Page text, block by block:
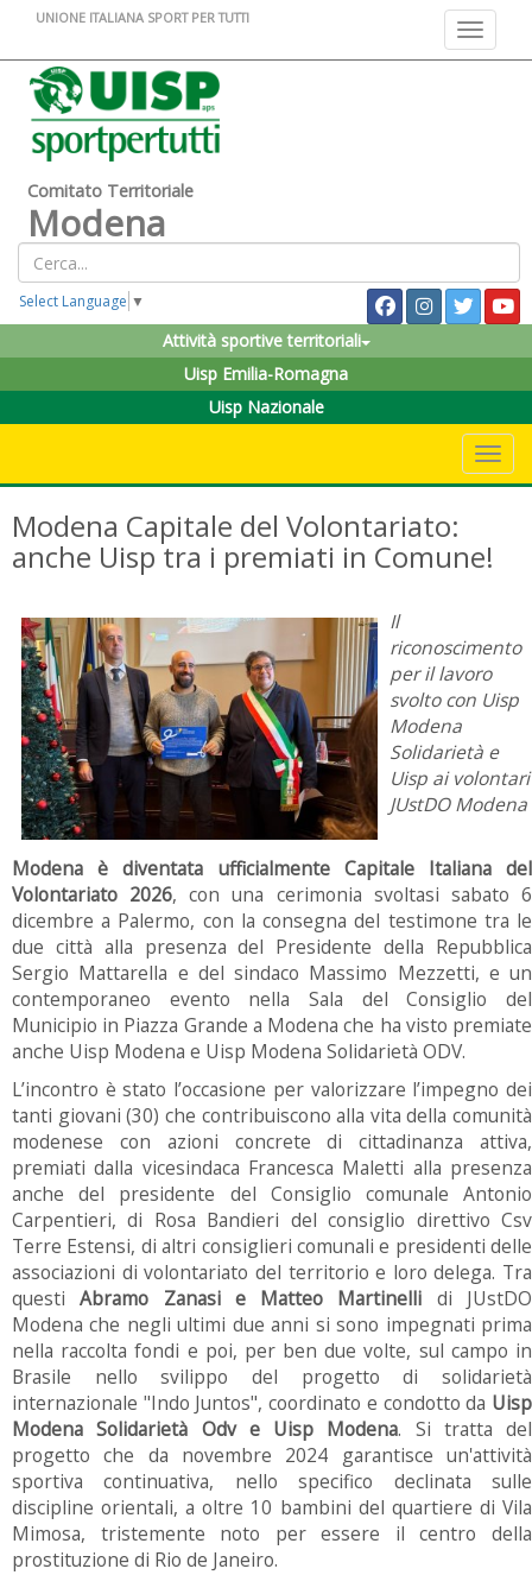
Toggle
UNIONE ITALIANA SPORT PER TUTTI
Comitato Territoriale
Modena
Select Language ▼
Attività sportive territoriali
Uisp Emilia-Romagna
Uisp Nazionale
Modena Capitale del Volontariato:
anche Uisp tra i premiati in Comune!
Il
riconoscimento
per il lavoro
svolto con Uisp
Modena
Solidarietà e
Uisp ai volontari
JUstDO Modena
Modena è diventata ufficialmente Capitale Italiana del
Volontariato 2026, con una cerimonia svoltasi sabato 6
dicembre a Palermo, con la consegna del testimone tra le
due città alla presenza del Presidente della Repubblica
Sergio Mattarella e del sindaco Massimo Mezzetti, e un
contemporaneo evento nella Sala del Consiglio del
Municipio in Piazza Grande a Modena che ha visto premiate
anche Uisp Modena e Uisp Modena Solidarietà ODV.
L’incontro è stato l’occasione per valorizzare l’impegno dei
tanti giovani (30) che contribuiscono alla vita della comunità
modenese con azioni concrete di cittadinanza attiva,
premiati dalla vicesindaca Francesca Maletti alla presenza
anche del presidente del Consiglio comunale Antonio
Carpentieri, di Rosa Bandieri del consiglio direttivo Csv
Terre Estensi, di altri consiglieri comunali e presidenti delle
associazioni di volontariato del territorio e loro delega. Tra
questiAbramo Zanasi e Matteo Martinelli di JUstDO
Modena che negli ultimi due anni si sono impegnati prima
nella raccolta fondi e poi, per ben due volte, sul campo in
Brasile nello svilippo del progetto di solidarietà
internazionale "Indo Juntos", coordinato e condotto da Uisp
Modena Solidarietà Odv e Uisp Modena. Si tratta del
progetto che da novembre 2024 garantisce un'attività
sportiva continuativa, nello specifico declinata sulle
discipline orientali, a oltre 10 bambini del quartiere di Vila
Mimosa, tristemente noto per essere il centro della
prostituzione di Rio de Janeiro.